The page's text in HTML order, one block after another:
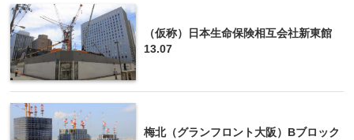
（仮称）日本生命保険相互会社新東館
13.07
梅北（グランフロント大阪）Bブロック